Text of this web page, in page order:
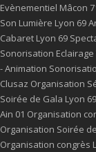
Evènementiel Mâcon
Son Lumière Lyon 69
Cabaret Lyon 69
Sonorisation
- Animation
Clusaz Organisation
Soirée de Gala Lyon 69
Ain 01 Organisation
Organisation Soirée
Organisation congrès